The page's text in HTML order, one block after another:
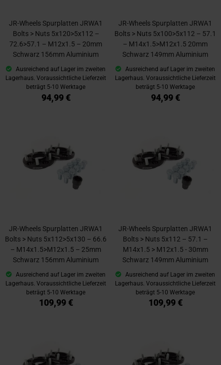
JR-Wheels Spurplatten JRWA1
Bolts > Nuts 5x120>5x112 –
72.6>57.1 – M12x1.5 – 20mm
Schwarz 156mm Aluminium
Ausreichend auf Lager im zweiten
Lagerhaus. Voraussichtliche Lieferzeit
beträgt 5-10 Werktage
94,99 €
JR-Wheels Spurplatten JRWA1
Bolts > Nuts 5x100>5x112 – 57.1
– M14x1.5>M12x1.5 20mm
Schwarz 149mm Aluminium
Ausreichend auf Lager im zweiten
Lagerhaus. Voraussichtliche Lieferzeit
beträgt 5-10 Werktage
94,99 €
JR-Wheels Spurplatten JRWA1
Bolts > Nuts 5x112>5x130 – 66.6
– M14x1.5>M12x1.5 – 25mm
Schwarz 156mm Aluminium
Ausreichend auf Lager im zweiten
Lagerhaus. Voraussichtliche Lieferzeit
beträgt 5-10 Werktage
109,99 €
JR-Wheels Spurplatten JRWA1
Bolts > Nuts 5x112 – 57.1 –
M14x1.5 > M12x1.5 - 30mm
Schwarz 149mm Aluminium
Ausreichend auf Lager im zweiten
Lagerhaus. Voraussichtliche Lieferzeit
beträgt 5-10 Werktage
109,99 €